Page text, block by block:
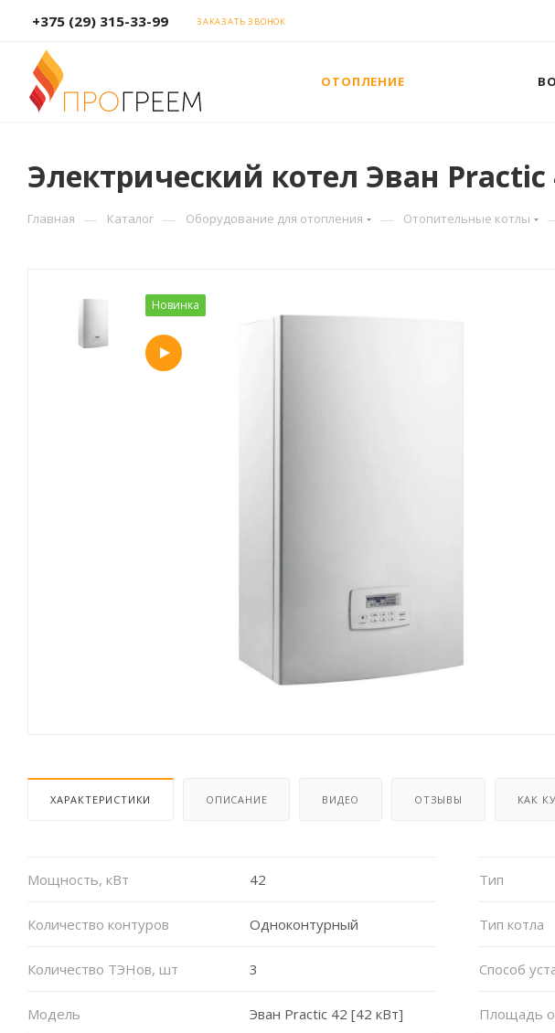
+375 (29) 315-33-99 ЗАКАЗАТЬ ЗВОНОК
ОТОПЛЕНИЕ
Электрический котел Эван Practic
Главная — Каталог — Оборудование для отопления — Отопительные котлы
Новинка
ХАРАКТЕРИСТИКИ ОПИСАНИЕ ВИДЕО ОТЗЫВЫ КАК
Мощность, кВт 42 Тип
Количество контуров Одноконтурный Тип котла
Количество ТЭНов, шт 3 Способ
Модель Эван Practic 42 [42 кВт] Площадь